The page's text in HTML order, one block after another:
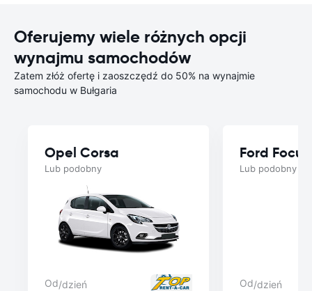
Oferujemy wiele różnych opcji
wynajmu samochodów
Zatem złóż ofertę i zaoszczędź do 50% na wynajmie
samochodu w Bułgaria
Opel Corsa
Lub podobny
Od/dzień
Ford Focus
Lub podobny
Od/dzień